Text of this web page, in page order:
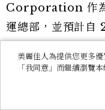
Corporation 作
運總部，並預計自
構。
雖然 Onitsuka
美麗佳人為提供您更多
「我同意」而繼續瀏覽